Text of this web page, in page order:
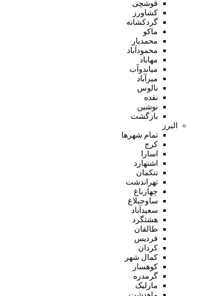
قوشچی
کشاورز
گردکشانه
ماکو
محمدیار
محمودآباد
مهاباد
میاندوآب
میرآباد
نالوس
نقده
نوشین
بازگشت
البرز
تمام شهر‌ها
کرج
اسارا
اشتهارد
تنکمان
تهراندشت
چهارباغ
ساوجبلاغ
سعیدآباد
هشتگرد
طالقان
فردیس
کردان
کمال شهر
کوهسار
گرمدره
مارلیک